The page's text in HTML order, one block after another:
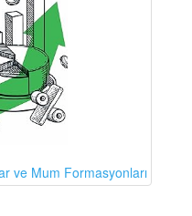
ve Mum Formasyonları